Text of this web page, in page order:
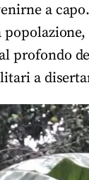
a
profondo
a